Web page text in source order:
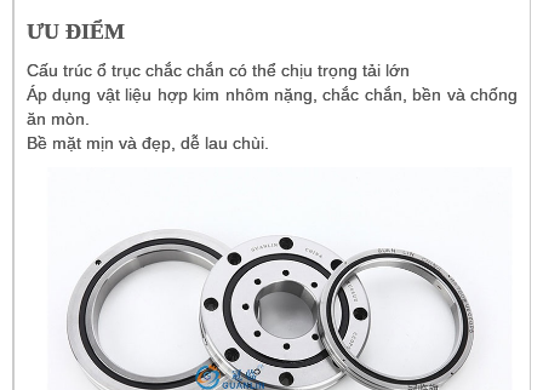
ƯU ĐIỂM
Cấu trúc ổ trục chắc chắn có thể chịu trọng tải lớn
Áp dụng vật liệu hợp kim nhôm nặng, chắc chắn, bền và chống
ăn mòn.
Bề mặt mịn và đẹp, dễ lau chùi.